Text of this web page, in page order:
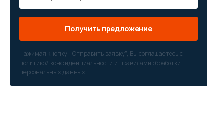
Получить предложение
Нажимая кнопку “Отправить заявку”, Вы соглашаетесь с
политикой конфиденциальности и правилами обработки
персональных данных